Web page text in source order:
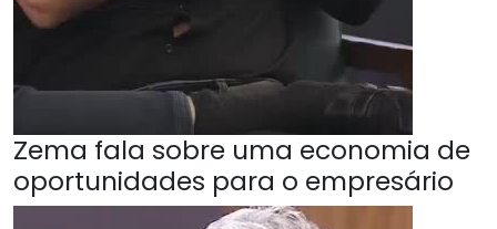
Zema fala sobre uma economia de
oportunidades para o empresário